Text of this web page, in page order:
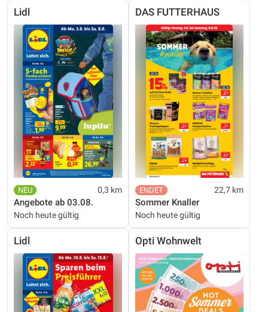
Lidl
0,3 km
Angebote ab 03.08.
Noch heute gültig
DAS FUTTERHAUS
22,7 km
Sommer Knaller
Noch heute gültig
Lidl Opti Wohnwelt